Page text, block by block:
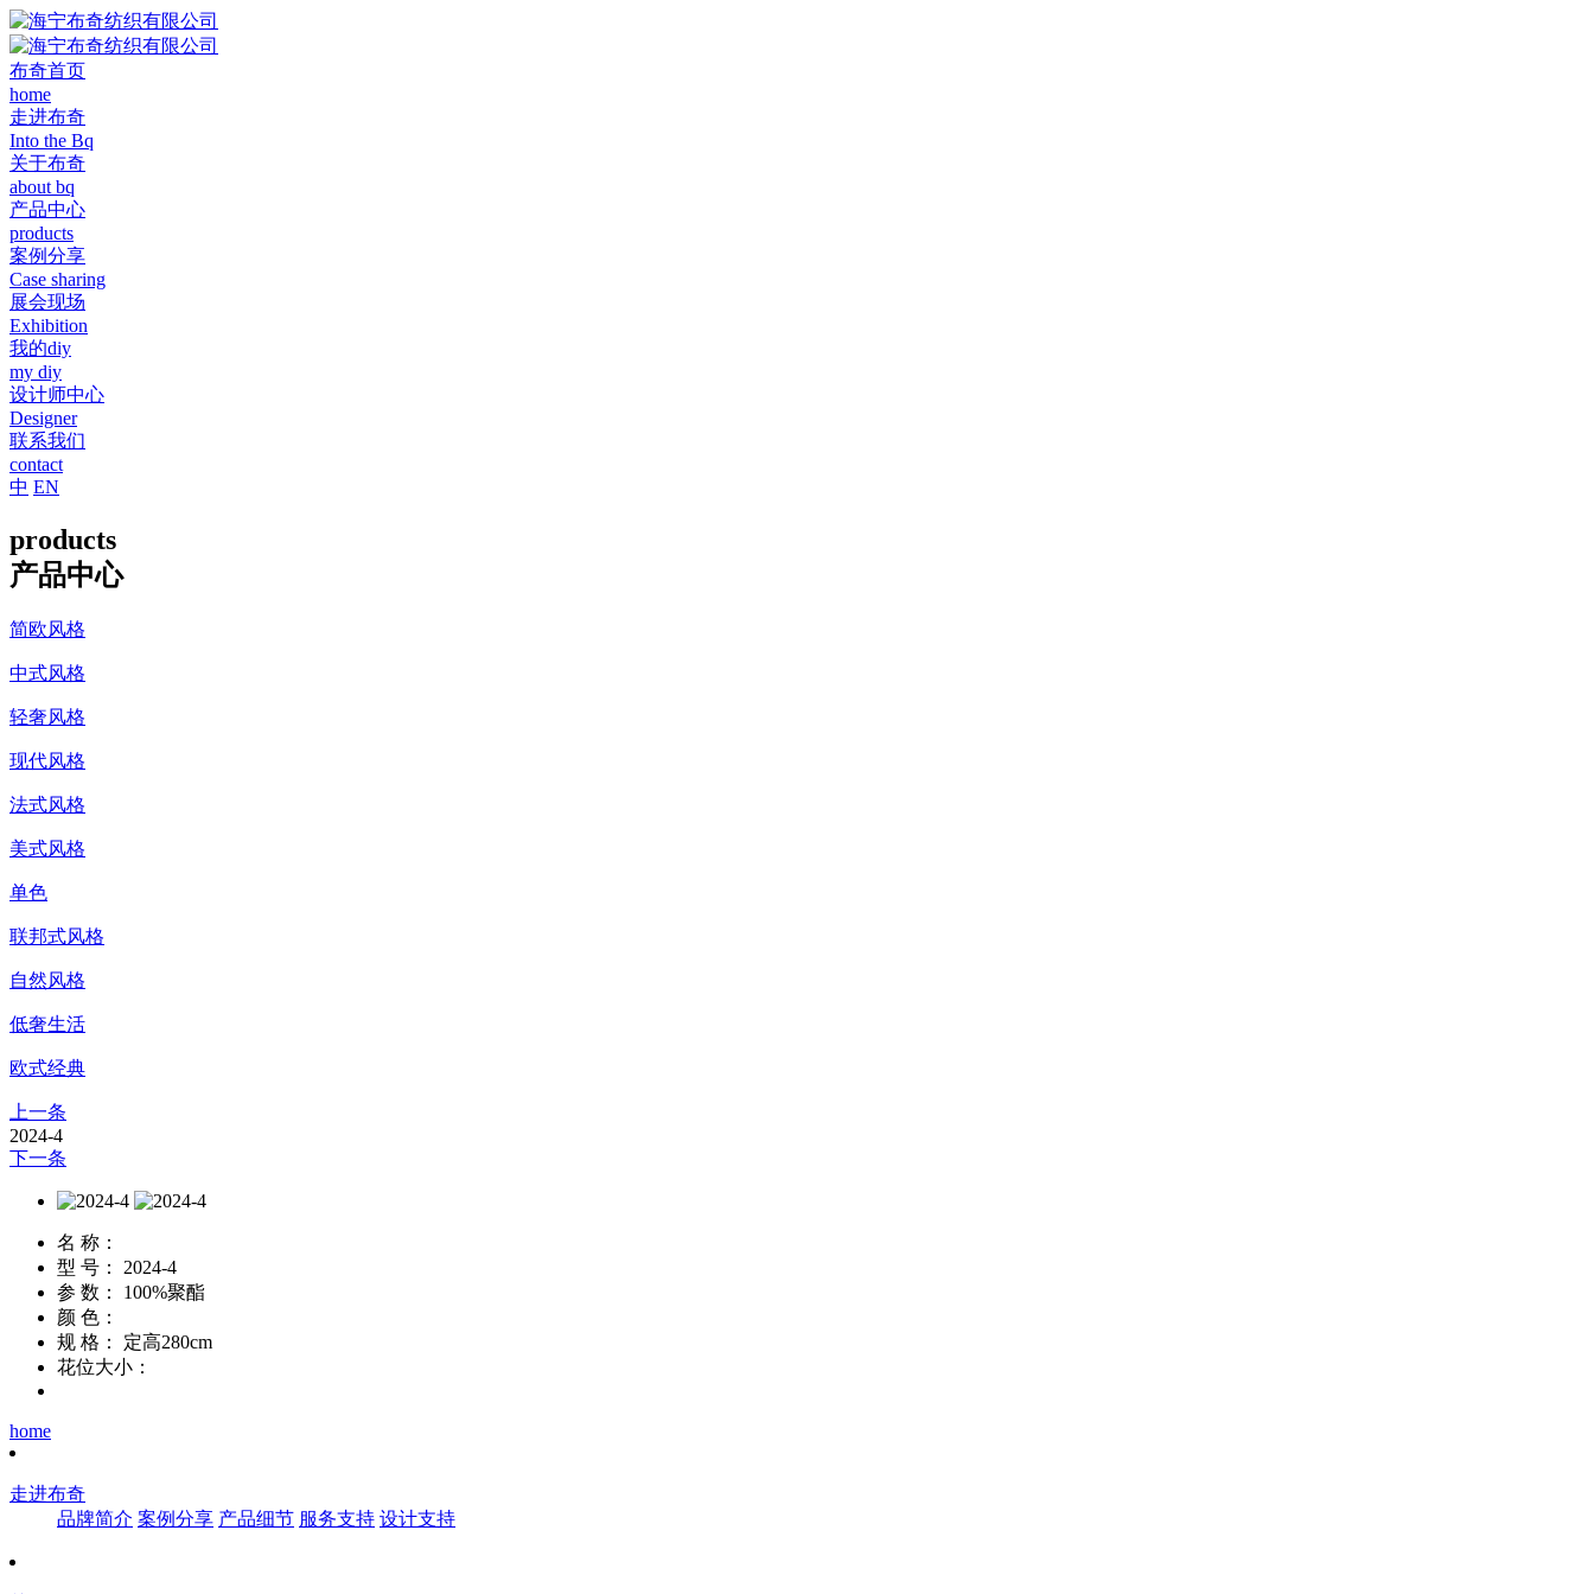
布奇首页
home
走进布奇
Into the Bq
关于布奇
about bq
产品中心
products
案例分享
Case sharing
展会现场
Exhibition
我的diy
my diy
设计师中心
Designer
联系我们
contact
中 EN
products
产品中心
简欧风格
中式风格
轻奢风格
现代风格
法式风格
美式风格
单色
联邦式风格
自然风格
低奢生活
欧式经典
上一条
2024-4
下一条
名 称：
型 号：
2024-4
参 数：
100%聚酯
颜 色：
规 格：
定高280cm
花位大小：
home
走进布奇
品牌简介 案例分享 产品细节 服务支持 设计支持